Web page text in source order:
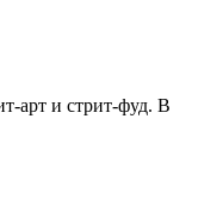
арт и стрит-фуд. В